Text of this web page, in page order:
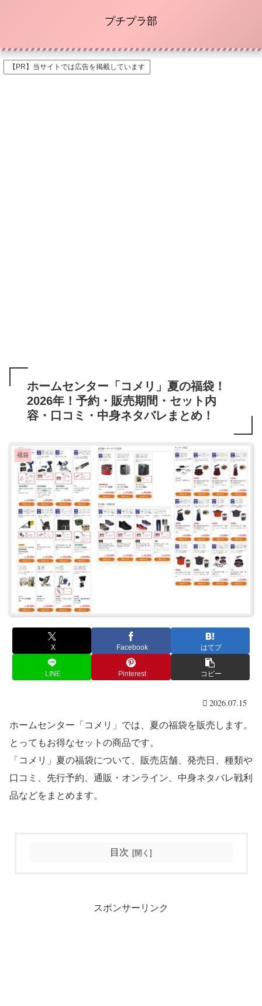
プチプラ部
【PR】当サイトでは広告を掲載しています
ホームセンター「コメリ」夏の福袋！
2026年！予約・販売期間・セット内
容・口コミ・中身ネタバレまとめ！
福袋
X Facebook はてブ
LINE Pinterest コピー
2026.07.15
ホームセンター「コメリ」では、夏の福袋を販売します。
とってもお得なセットの商品です。
「コメリ」夏の福袋について、販売店舗、発売日、種類や
口コミ、先行予約、通販・オンライン、中身ネタバレ戦利
品などをまとめます。
目次
スポンサーリンク